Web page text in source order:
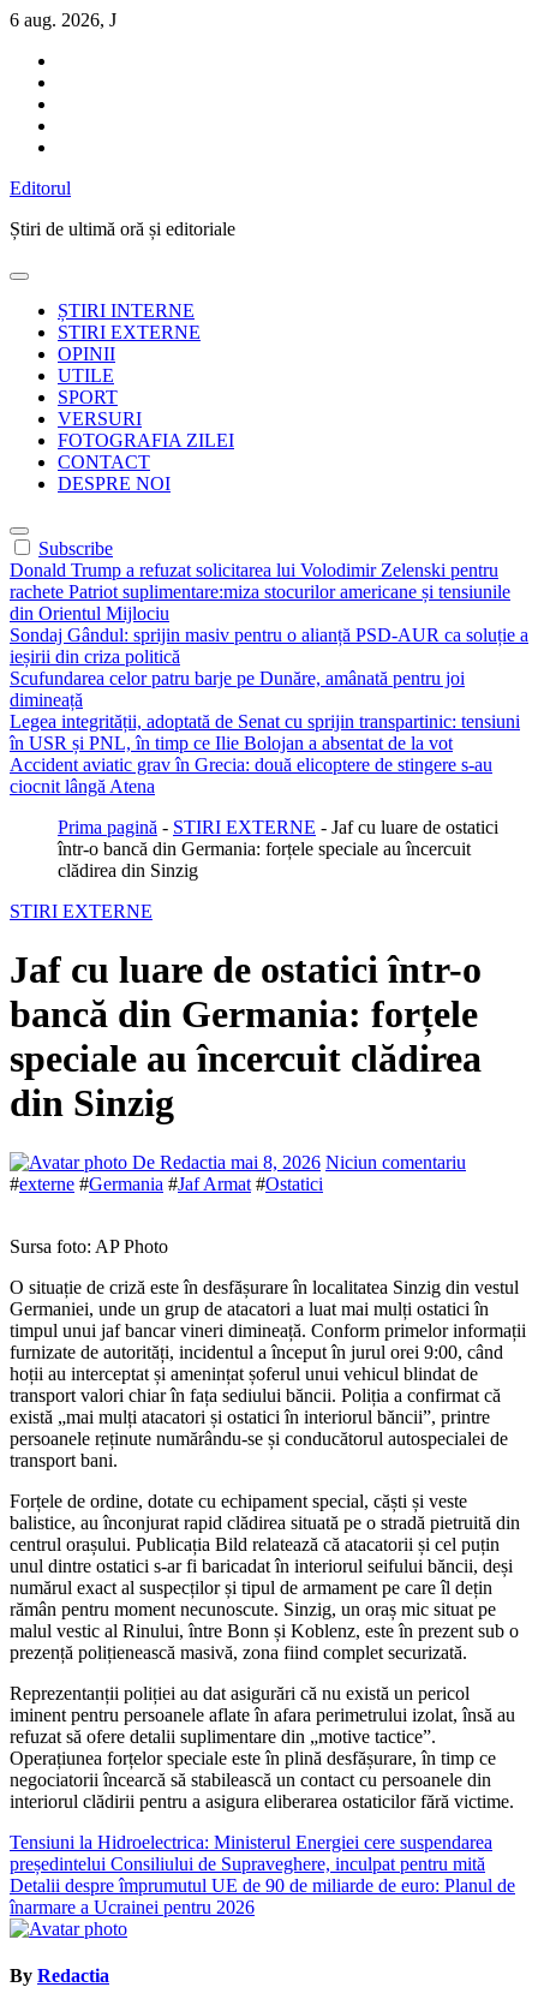
Sari
conținut
6 aug. 2026, J
Editorul
Știri de ultimă oră și editoriale
ȘTIRI INTERNE
STIRI EXTERNE
OPINII
UTILE
SPORT
VERSURI
FOTOGRAFIA ZILEI
CONTACT
DESPRE NOI
Subscribe
Donald Trump a refuzat solicitarea lui Volodimir Zelenski pentru
rachete Patriot suplimentare:miza stocurilor americane și tensiunile
din Orientul Mijlociu
Sondaj Gândul: sprijin masiv pentru o alianță PSD-AUR ca soluție a
ieșirii din criza politică
Scufundarea celor patru barje pe Dunăre, amânată pentru joi
dimineață
Legea integrității, adoptată de Senat cu sprijin transpartinic: tensiuni
în USR și PNL, în timp ce Ilie Bolojan a absentat de la vot
Accident aviatic grav în Grecia: două elicoptere de stingere s-au
ciocnit lângă Atena
Prima pagină - STIRI EXTERNE - Jaf cu luare de ostatici
într-o bancă din Germania: forțele speciale au încercuit
clădirea din Sinzig
STIRI EXTERNE
Jaf cu luare de ostatici într-o
bancă din Germania: forțele
speciale au încercuit clădirea
din Sinzig
De Redactia mai 8, 2026 Niciun comentariu
#externe #Germania #Jaf Armat #Ostatici
Sursa foto: AP Photo
O situație de criză este în desfășurare în localitatea Sinzig din vestul
Germaniei, unde un grup de atacatori a luat mai mulți ostatici în
timpul unui jaf bancar vineri dimineață. Conform primelor informații
furnizate de autorități, incidentul a început în jurul orei 9:00, când
hoții au interceptat și amenințat șoferul unui vehicul blindat de
transport valori chiar în fața sediului băncii. Poliția a confirmat că
există „mai mulți atacatori și ostatici în interiorul băncii”, printre
persoanele reținute numărându-se și conducătorul autospecialei de
transport bani.
Forțele de ordine, dotate cu echipament special, căști și veste
balistice, au înconjurat rapid clădirea situată pe o stradă pietruită din
centrul orașului. Publicația Bild relatează că atacatorii și cel puțin
unul dintre ostatici s-ar fi baricadat în interiorul seifului băncii, deși
numărul exact al suspecților și tipul de armament pe care îl dețin
rămân pentru moment necunoscute. Sinzig, un oraș mic situat pe
malul vestic al Rinului, între Bonn și Koblenz, este în prezent sub o
prezență polițienească masivă, zona fiind complet securizată.
Reprezentanții poliției au dat asigurări că nu există un pericol
iminent pentru persoanele aflate în afara perimetrului izolat, însă au
refuzat să ofere detalii suplimentare din „motive tactice”.
Operațiunea forțelor speciale este în plină desfășurare, în timp ce
negociatorii încearcă să stabilească un contact cu persoanele din
interiorul clădirii pentru a asigura eliberarea ostaticilor fără victime.
Navigare
în
articole
Tensiuni la Hidroelectrica: Ministerul Energiei cere suspendarea
președintelui Consiliului de Supraveghere, inculpat pentru mită
Detalii despre împrumutul UE de 90 de miliarde de euro: Planul de
înarmare a Ucrainei pentru 2026
By Redactia